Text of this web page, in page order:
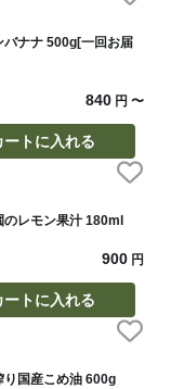
バナナ 500g[一回お届
840 円〜
ートに入れる
レモン果汁 180ml
900 円
ートに入れる
り国産こめ油 600g